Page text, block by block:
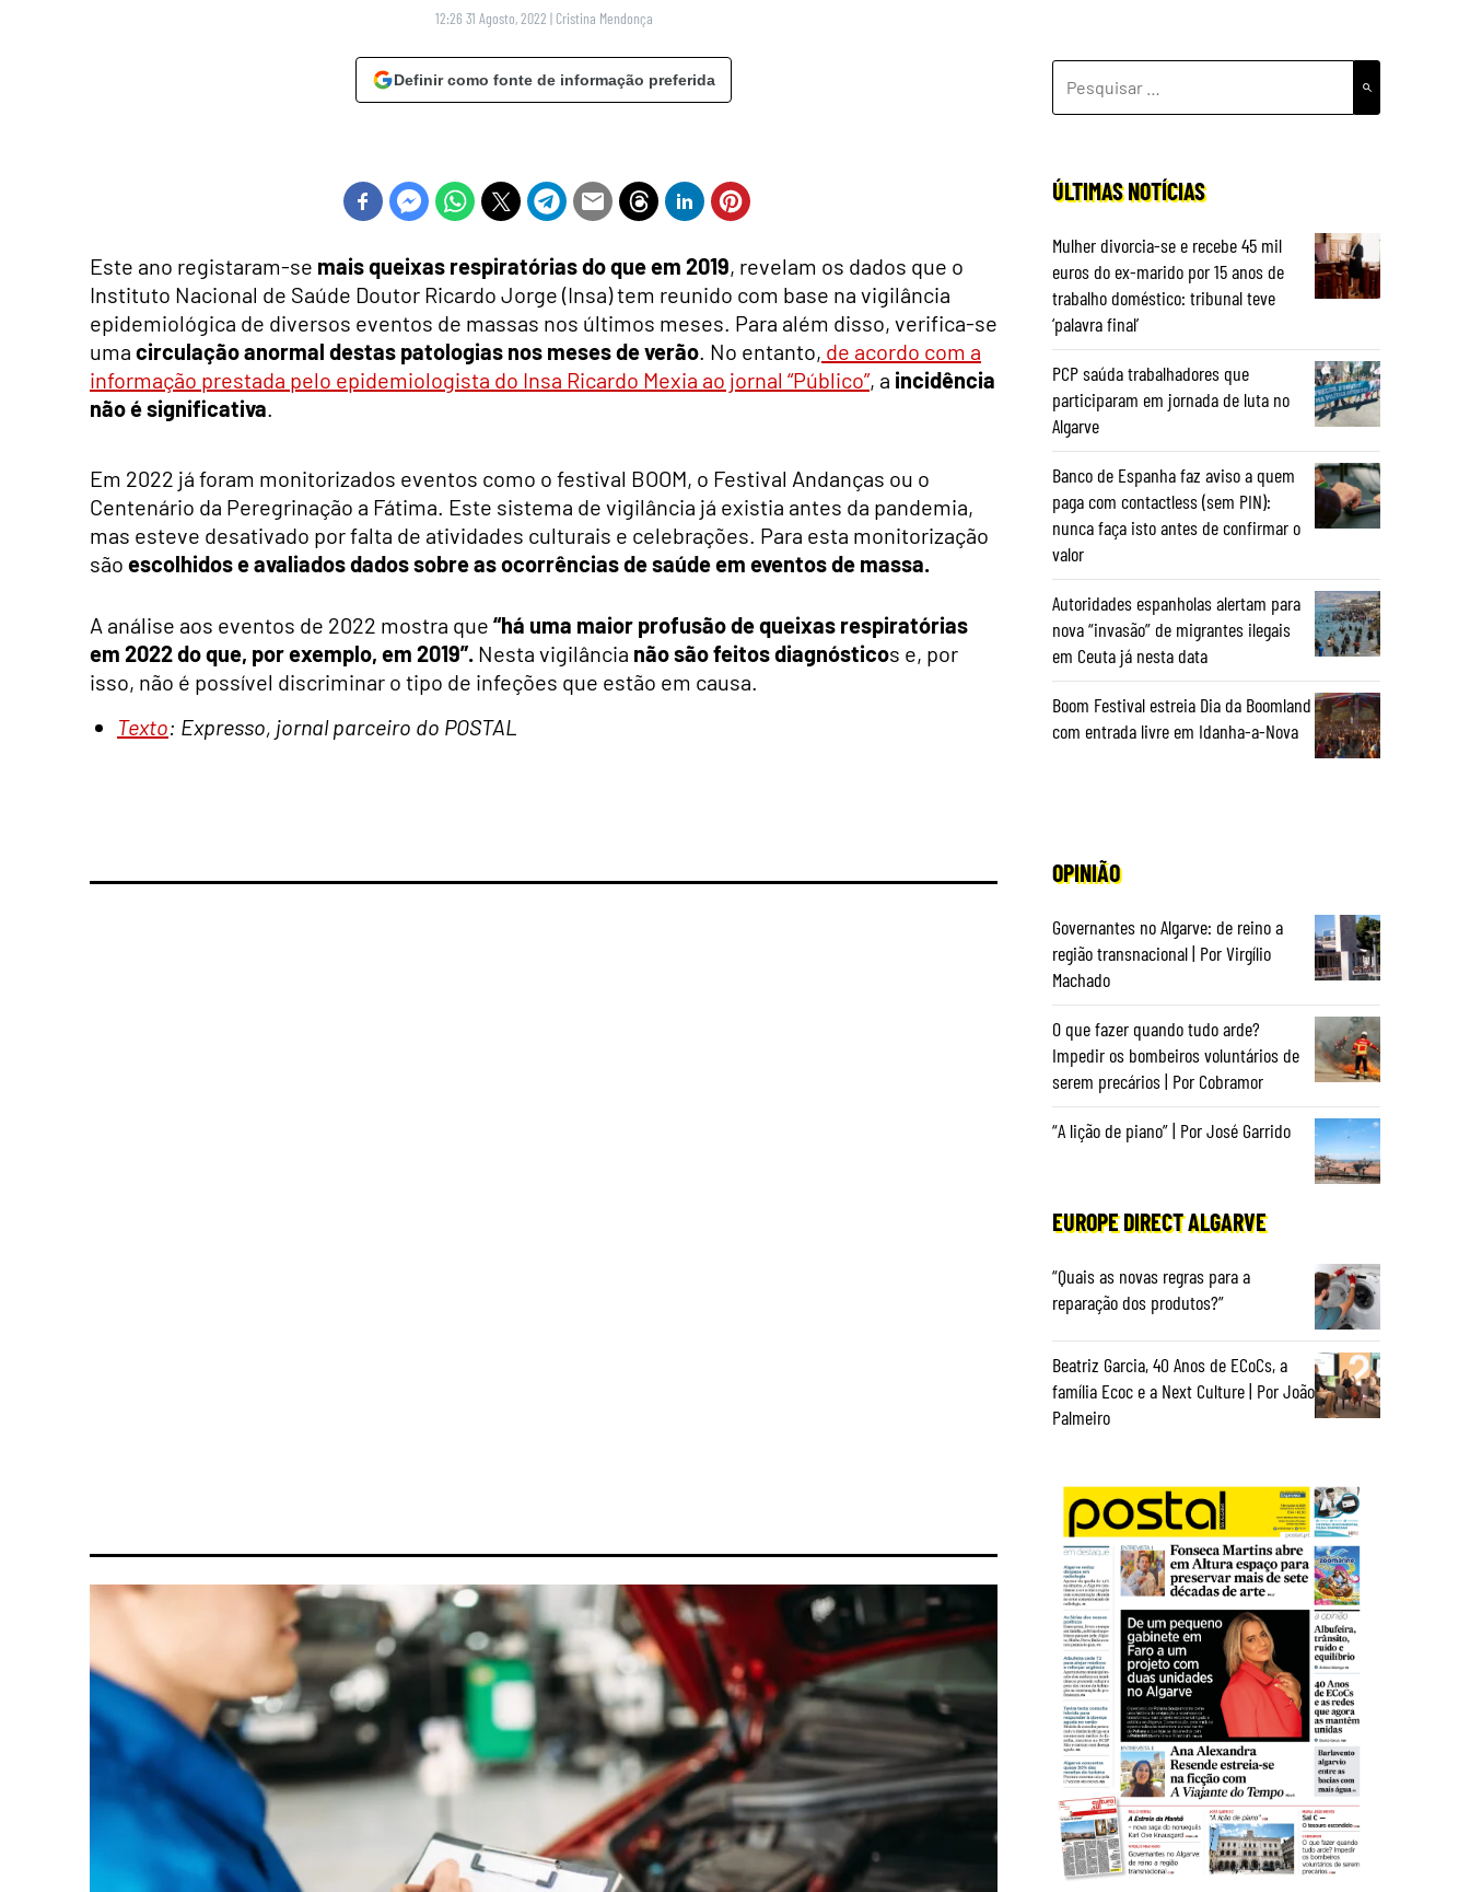
12:26 31 Agosto, 2022 | Cristina Mendonça
Definir como fonte de informação preferida
Este ano registaram-se mais queixas respiratórias do que em 2019, revelam os dados que o
Instituto Nacional de Saúde Doutor Ricardo Jorge (Insa) tem reunido com base na vigilância
epidemiológica de diversos eventos de massas nos últimos meses. Para além disso, verifica-se
uma circulação anormal destas patologias nos meses de verão. No entanto, de acordo com a
informação prestada pelo epidemiologista do Insa Ricardo Mexia ao jornal “Público”, a incidência
não é significativa.
Em 2022 já foram monitorizados eventos como o festival BOOM, o Festival Andanças ou o
Centenário da Peregrinação a Fátima. Este sistema de vigilância já existia antes da pandemia,
mas esteve desativado por falta de atividades culturais e celebrações. Para esta monitorização
são escolhidos e avaliados dados sobre as ocorrências de saúde em eventos de massa.
A análise aos eventos de 2022 mostra que “há uma maior profusão de queixas respiratórias
em 2022 do que, por exemplo, em 2019”. Nesta vigilância não são feitos diagnósticos e, por
isso, não é possível discriminar o tipo de infeções que estão em causa.
Texto: Expresso, jornal parceiro do POSTAL
POR:
ÚLTIMAS NOTÍCIAS
Mulher divorcia-se e recebe 45 mil
euros do ex-marido por 15 anos de
trabalho doméstico: tribunal teve
‘palavra final’
PCP saúda trabalhadores que
participaram em jornada de luta no
Algarve
Banco de Espanha faz aviso a quem
paga com contactless (sem PIN):
nunca faça isto antes de confirmar o
valor
Autoridades espanholas alertam para
nova “invasão” de migrantes ilegais
em Ceuta já nesta data
Boom Festival estreia Dia da Boomland
com entrada livre em Idanha-a-Nova
OPINIÃO
Governantes no Algarve: de reino a
região transnacional | Por Virgílio
Machado
O que fazer quando tudo arde?
Impedir os bombeiros voluntários de
serem precários | Por Cobramor
“A lição de piano” | Por José Garrido
EUROPE DIRECT ALGARVE
“Quais as novas regras para a
reparação dos produtos?”
Beatriz Garcia, 40 Anos de ECoCs, a
família Ecoc e a Next Culture | Por João
Palmeiro